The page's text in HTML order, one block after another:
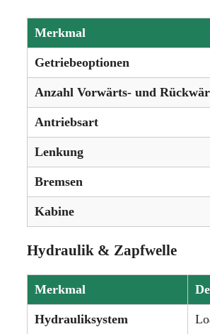
Merkmal
Getriebeoptionen
Anzahl Vorwärts- und
Antriebsart
Lenkung
Bremsen
Kabine
Hydraulik & Zapfwelle
Merkmal
Hydrauliksystem